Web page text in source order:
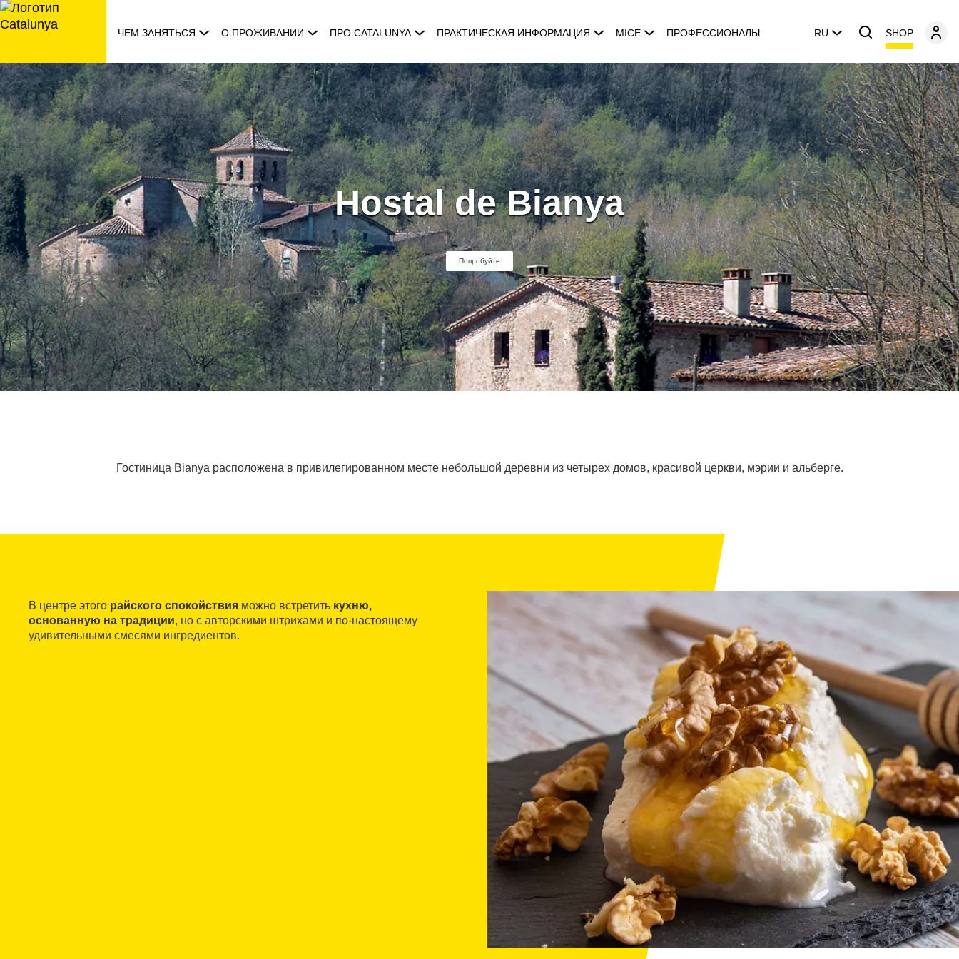
перейти
к
ЧЕМ ЗАНЯТЬСЯ О ПРОЖИВАНИИ ПРО CATALUNYA ПРАКТИЧЕСКАЯ ИНФОРМАЦИЯ MICE ПРОФЕССИОНАЛЫ RU SHOP
Hostal de Bianya
Попробуйте
Гостиница Bianya расположена в привилегированном месте небольшой деревни из четырех домов, красивой церкви, мэрии и альберге.
В центре этого райского спокойствия можно встретить кухню,
основанную на традиции, но с авторскими штрихами и по-настоящему
удивительными смесями ингредиентов.